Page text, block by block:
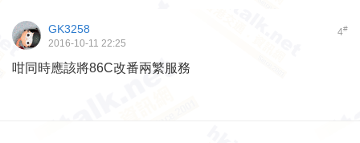
4#
GK3258
2016-10-11 22:25
咁同時應該將86C改番兩繁服務